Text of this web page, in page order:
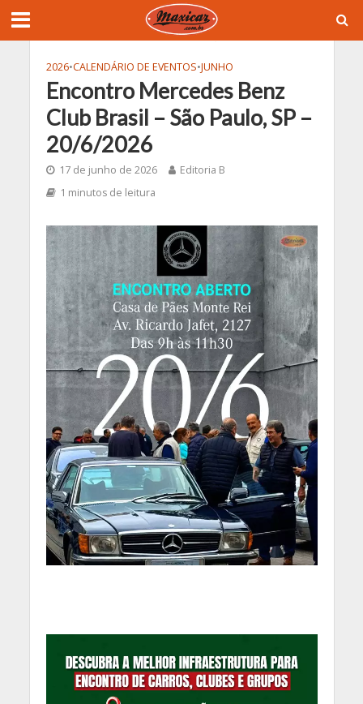
2026•CALENDÁRIO DE EVENTOS•JUNHO
Encontro Mercedes Benz
Club Brasil – São Paulo, SP –
20/6/2026
17 de junho de 2026
Editoria B
1 minutos de leitura